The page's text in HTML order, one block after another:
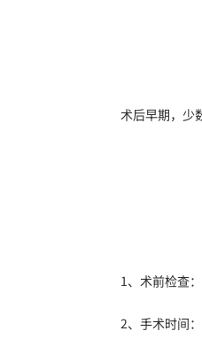
术后早期，少
1、术前检查
2、手术时间